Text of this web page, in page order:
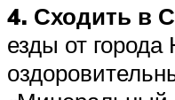
4. Сходить в
езды от